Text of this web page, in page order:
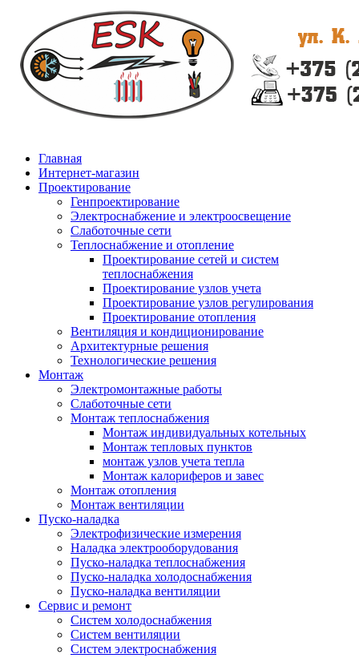
Главная
Интернет-магазин
Проектирование
Генпроектирование
Электроснабжение и электроосвещение
Слаботочные сети
Теплоснабжение и отопление
Проектирование сетей и систем
теплоснабжения
Проектирование узлов учета
Проектирование узлов регулирования
Проектирование отопления
Вентиляция и кондиционирование
Архитектурные решения
Технологические решения
Монтаж
Электромонтажные работы
Слаботочные сети
Монтаж теплоснабжения
Монтаж индивидуальных котельных
Монтаж тепловых пунктов
монтаж узлов учета тепла
Монтаж калориферов и завес
Монтаж отопления
Монтаж вентиляции
Пуско-наладка
Электрофизические измерения
Наладка электрооборудования
Пуско-наладка теплоснабжения
Пуско-наладка холодоснабжения
Пуско-наладка вентиляции
Сервис и ремонт
Систем холодоснабжения
Систем вентиляции
Систем электроснабжения